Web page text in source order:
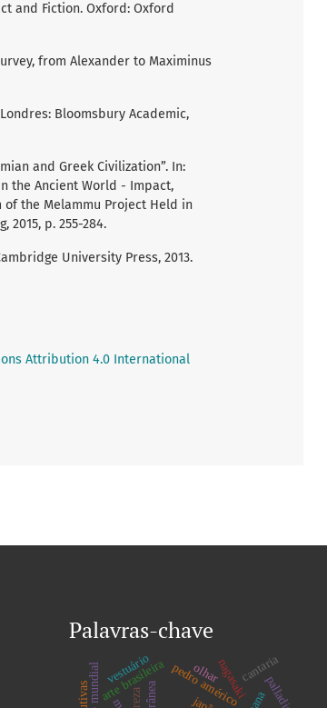
and Fiction. Oxford: Oxford
from Alexander to Maximinus
Bloomsbury Academic,
and Greek Civilization”. In:
the Ancient World - Impact,
of the Melammu Project Held in
2015, p. 255-284.
University Press, 2013.
Attribution 4.0 International
Palavras-chave
pedro américo
arte brasileira nagasaki palladio
cantaria
vestuário olhar